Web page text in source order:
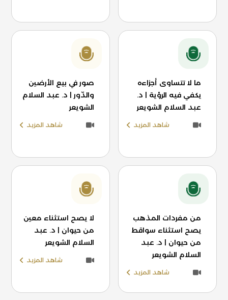
ما لا تتساوى أجزاءه
يكفي فيه الرؤية | د.
عبد السلام الشويعر
شاهد المزيد
صور في بيع الأرضين
والدّور | د. عبد السلام
الشويعر
شاهد المزيد
من مفردات المذهب
يصح استثناء سواقط
من حيوان | د. عبد
السلام الشويعر
شاهد المزيد
لا يصح استثناء معين
من حيوان | د. عبد
السلام الشويعر
شاهد المزيد